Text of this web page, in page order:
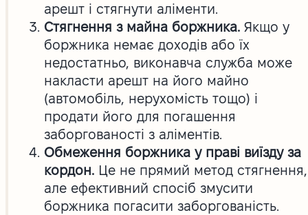
арешт і стягнути аліменти.
Стягнення з майна боржника. Якщо у
боржника немає доходів або їх
недостатньо, виконавча служба може
накласти арешт на його майно
(автомобіль, нерухомість тощо) і
продати його для погашення
заборгованості з аліментів.
Обмеження боржника у праві виїзду за
кордон.Це не прямий метод стягнення,
але ефективний спосіб змусити
боржника погасити заборгованість.